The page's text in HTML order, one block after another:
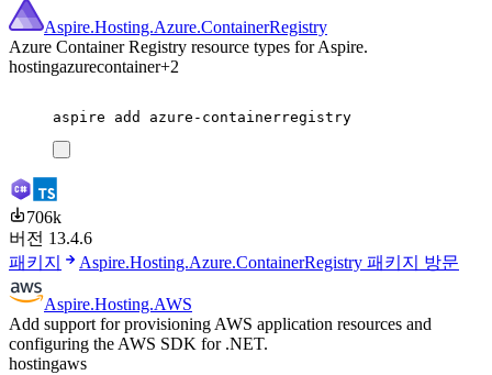
Aspire.Hosting.Azure.ContainerRegistry
Azure Container Registry resource types for Aspire.
hostingazurecontainer+2
aspire add azure-containerregistry
706k
버전 13.4.6
패키지
Aspire.Hosting.Azure.ContainerRegistry 패키지 방문
Aspire.Hosting.AWS
Add support for provisioning AWS application resources and
configuring the AWS SDK for .NET.
hostingaws